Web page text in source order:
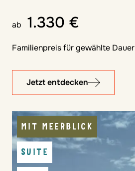
ab 1.330 €
Familienpreis für gewählte Dauer
Jetzt entdecken
MIT MEERBLICK
SUITE